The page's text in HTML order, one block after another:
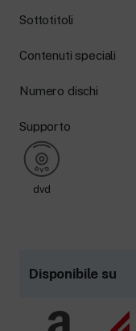
Sottotitoli
Contenuti speciali
Numero dischi
Supporto
dvd
Disponibile su